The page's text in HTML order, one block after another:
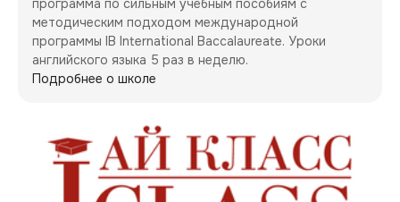
программа по сильным учебным пособиям с
методическим подходом международной
программы IB International Baccalaureate. Уроки
английского языка 5 раз в неделю.
Подробнее о школе